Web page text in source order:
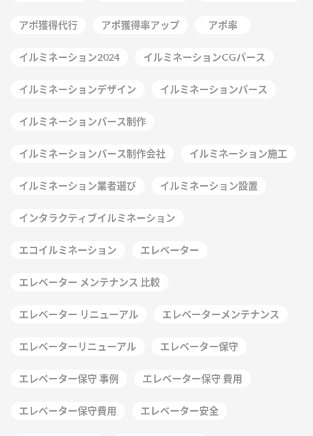
アポ獲得代行 アポ獲得率アップ アポ率
イルミネーション2024 イルミネーションCGパース
イルミネーションデザイン イルミネーションパース
イルミネーションパース制作
イルミネーションパース制作会社 イルミネーション施工
イルミネーション業者選び イルミネーション設置
インタラクティブイルミネーション
エコイルミネーション エレベーター
エレベーター メンテナンス 比較
エレベーター リニューアル エレベーターメンテナンス
エレベーターリニューアル エレベーター保守
エレベーター保守 事例 エレベーター保守 費用
エレベーター保守費用 エレベーター安全